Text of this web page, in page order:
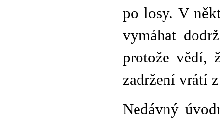
po losy. V
vymáhat
protože vědí,
zadržení vrátí
Nedávný